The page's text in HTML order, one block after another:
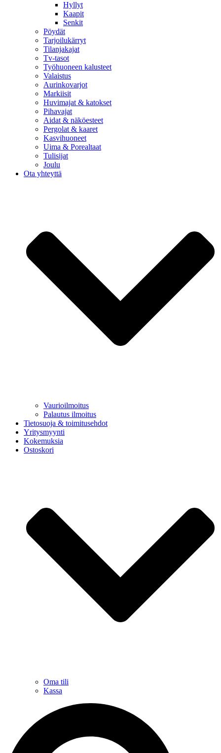
Hyllyt
Kaapit
Senkit
Pöydät
Tarjoilukärryt
Tilanjakajat
Tv-tasot
Työhuoneen kalusteet
Valaistus
Aurinkovarjot
Markiisit
Huvimajat & katokset
Pihavajat
Aidat & näköesteet
Pergolat & kaaret
Kasvihuoneet
Uima & Porealtaat
Tulisijat
Joulu
Ota yhteyttä
Vaurioilmoitus
Palautus ilmoitus
Tietosuoja & toimitusehdot
Yritysmyynti
Kokemuksia
Ostoskori
Oma tili
Kassa